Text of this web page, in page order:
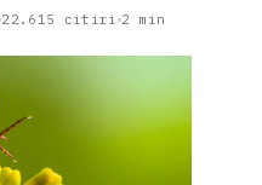
22.615 citiri 2 min